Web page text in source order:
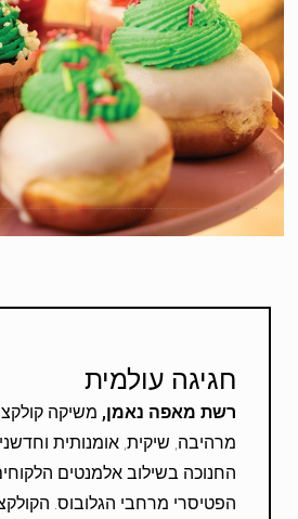
חגיגה עולמית
רשת מאפה נאמן, משיקה
מרהיבה, שיקית, אומנותית
החנוכה בשילוב אלמנטים
הפטיסרי מרחבי הגלובוס.